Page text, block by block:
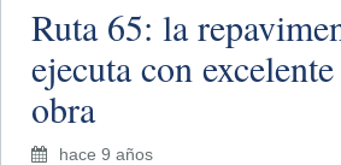
Ruta 65: la
ejecuta con
obra
hace 9 años